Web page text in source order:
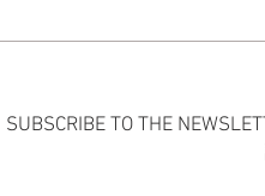
SUBSCRIBE TO THE